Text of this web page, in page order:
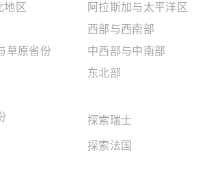
地区
草原省份
阿拉斯加与太平洋区
西部与西南部
中西部与中南部
东北部
探索瑞士
探索法国